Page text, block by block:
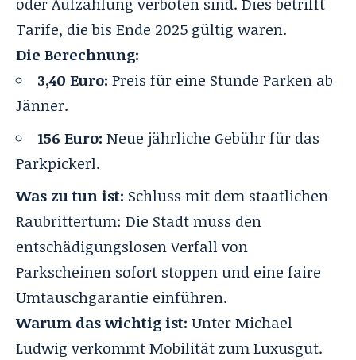
Tarife, die bis Ende 2025 gültig waren.
Die Berechnung:
3,40 Euro: Preis für eine Stunde Parken ab
Jänner.
156 Euro: Neue jährliche Gebühr für das
Parkpickerl.
Was zu tun ist: Schluss mit dem staatlichen
Raubrittertum: Die Stadt muss den
entschädigungslosen Verfall von
Parkscheinen sofort stoppen und eine faire
Umtauschgarantie einführen.
Warum das wichtig ist: Unter Michael
Ludwig verkommt Mobilität zum Luxusgut.